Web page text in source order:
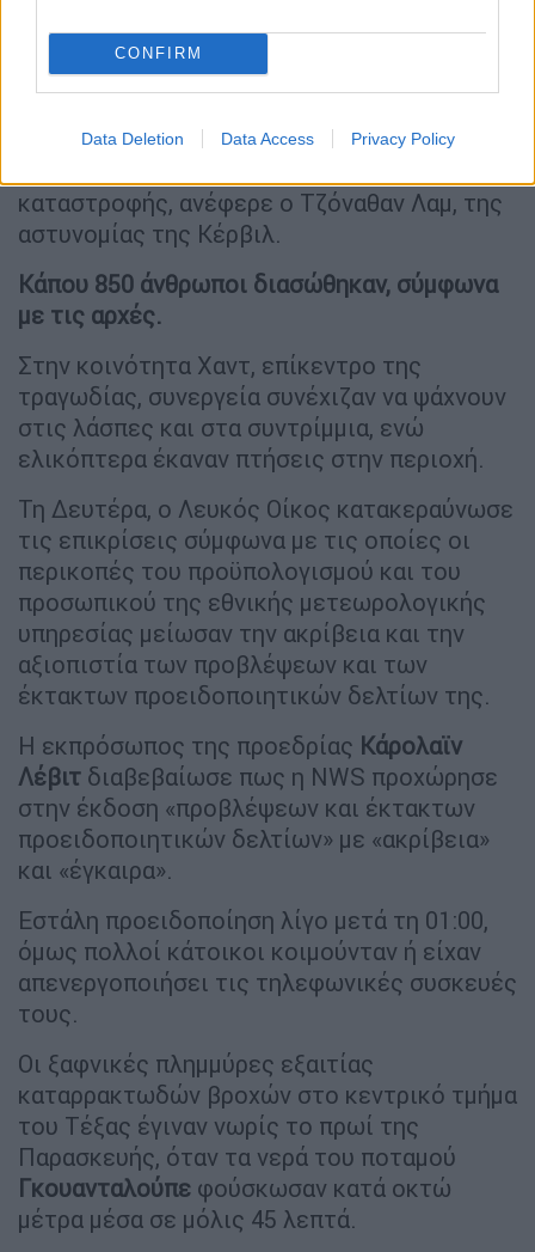
CONFIRM
Data Deletion Data Access Privacy Policy
«Εξ όσων γνωρίζω, η τελευταία διάσωση (...)
καταστροφής, ανέφερε ο Τζόναθαν Λαμ, της
αστυνομίας της Κέρβιλ.
Κάπου 850 άνθρωποι διασώθηκαν, σύμφωνα
με τις αρχές.
Στην κοινότητα Χαντ, επίκεντρο της
τραγωδίας, συνεργεία συνέχιζαν να ψάχνουν
στις λάσπες και στα συντρίμμια, ενώ
ελικόπτερα έκαναν πτήσεις στην περιοχή.
Τη Δευτέρα, ο Λευκός Οίκος κατακεραύνωσε
τις επικρίσεις σύμφωνα με τις οποίες οι
περικοπές του προϋπολογισμού και του
προσωπικού της εθνικής μετεωρολογικής
υπηρεσίας μείωσαν την ακρίβεια και την
αξιοπιστία των προβλέψεων και των
έκτακτων προειδοποιητικών δελτίων της.
Η εκπρόσωπος της προεδρίας Κάρολαϊν
Λέβιτ διαβεβαίωσε πως η NWS προχώρησε
στην έκδοση «προβλέψεων και έκτακτων
προειδοποιητικών δελτίων» με «ακρίβεια»
και «έγκαιρα».
Εστάλη προειδοποίηση λίγο μετά τη 01:00,
όμως πολλοί κάτοικοι κοιμούνταν ή είχαν
απενεργοποιήσει τις τηλεφωνικές συσκευές
τους.
Οι ξαφνικές πλημμύρες εξαιτίας
καταρρακτωδών βροχών στο κεντρικό τμήμα
του Τέξας έγιναν νωρίς το πρωί της
Παρασκευής, όταν τα νερά του ποταμού
Γκουανταλούπε φούσκωσαν κατά οκτώ
μέτρα μέσα σε μόλις 45 λεπτά.